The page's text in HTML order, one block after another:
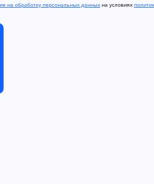
на обработку персональных данных на условиях